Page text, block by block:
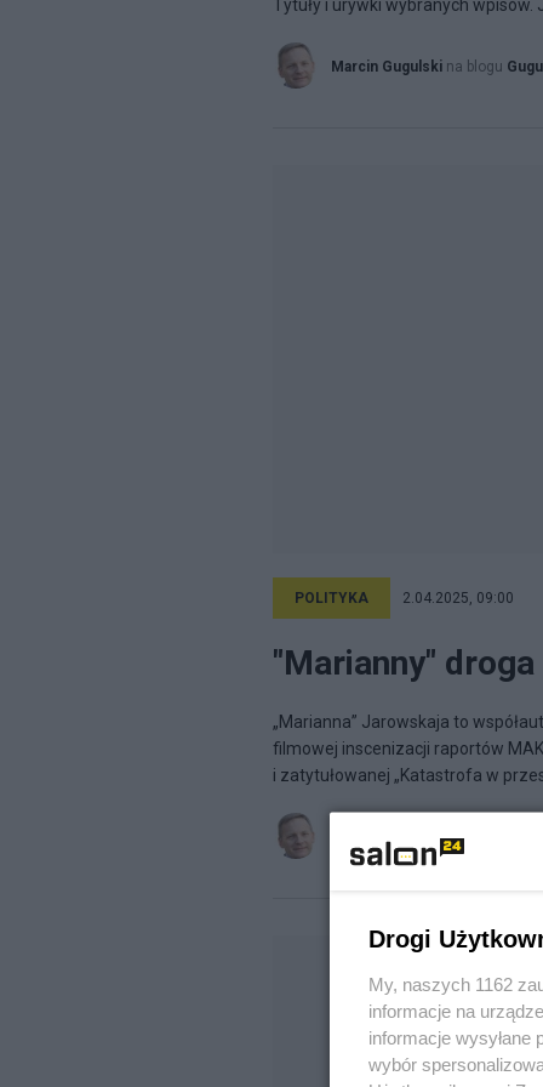
Tytuły i urywki wybranych
Marcin Gugulski na blogu
POLITYKA 2.04.2025, 09:00
"Marianny"
„Marianna” Jarowskaja to
filmowej inscenizacji raportów
i zatytułowanej „Katastrofa w
Marcin Gugulski na blogu
Drogi
My, naszych 1162
informacje na
informacje wysyłane
wybór